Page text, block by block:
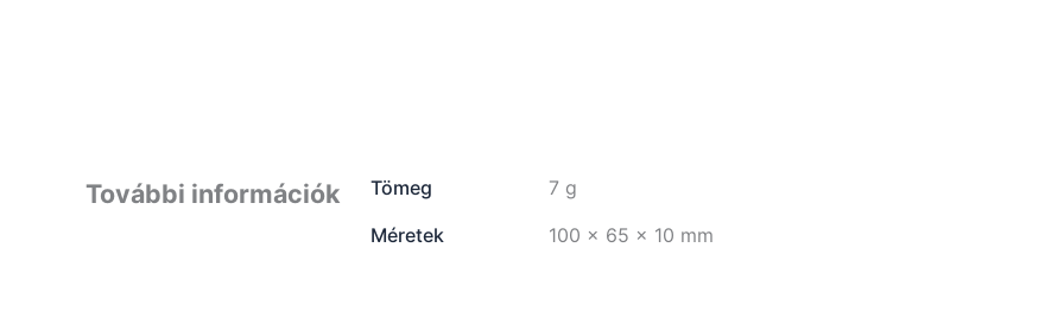
További információk Tömeg
7 g
Méretek
100 × 65 × 10 mm